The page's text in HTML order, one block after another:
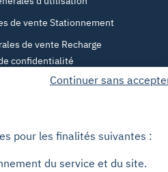
de vente Stationnement
de vente Recharge
confidentialité
aux cookies
des cookies
Continuer sans
pour les finalités suivantes :
du service et du site.